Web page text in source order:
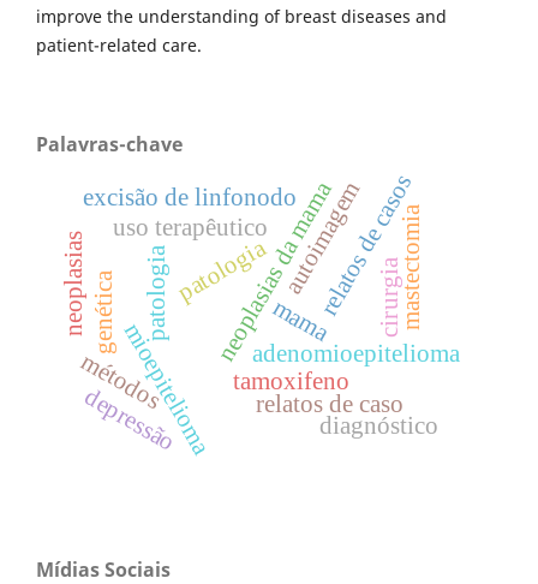
improve the understanding of breast diseases and
patient-related care.
Palavras-chave
adenomioepitelioma
mioepitelioma
relatos de casos
neoplasias da mama
patologia
métodos
patologia
excisão de linfonodo
mastectomia
mama
tamoxifeno
uso terapêutico
relatos de caso
diagnóstico
genética
autoimagemcirurgia
neoplasias
depressão
Mídias Sociais